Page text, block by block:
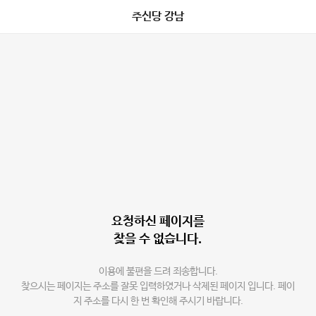
주신당 강남
요청하신 페이지를
찾을 수 없습니다.
이용에 불편을 드려 죄송합니다.
찾으시는 페이지는 주소를 잘못 입력하였거나 삭제된 페이지 입니다. 페이
지 주소를 다시 한 번 확인해 주시기 바랍니다.